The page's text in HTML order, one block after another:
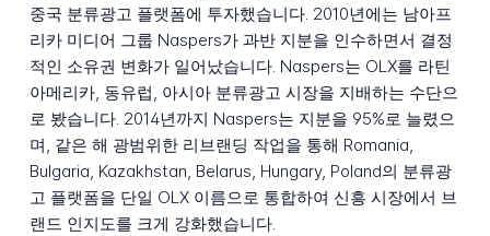
중국 분류광고 플랫폼에 투자했습니다. 2010년에는 남아프
리카 미디어 그룹 Naspers가 과반 지분을 인수하면서 결정
적인 소유권 변화가 일어났습니다. Naspers는 OLX를 라틴
아메리카, 동유럽, 아시아 분류광고 시장을 지배하는 수단으
로 봤습니다. 2014년까지 Naspers는 지분을 95%로 늘렸으
며, 같은 해 광범위한 리브랜딩 작업을 통해 Romania,
Bulgaria, Kazakhstan, Belarus, Hungary, Poland의 분류광
고 플랫폼을 단일 OLX 이름으로 통합하여 신흥 시장에서 브
랜드 인지도를 크게 강화했습니다.